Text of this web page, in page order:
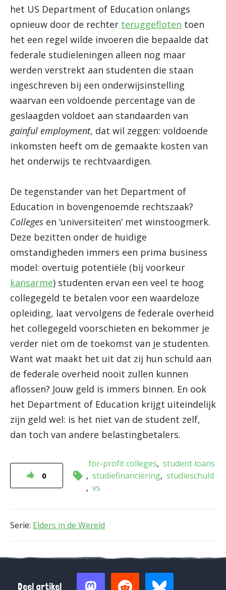
het US Department of Education onlangs
opnieuw door de rechter teruggefloten toen
het een regel wilde invoeren die bepaalde dat
federale studieleningen alleen nog maar
werden verstrekt aan studenten die staan
ingeschreven bij een onderwijsinstelling
waarvan een voldoende percentage van de
geslaagden voldoet aan standaarden van
gainful employment, dat wil zeggen: voldoende
inkomsten heeft om de gemaakte kosten van
het onderwijs te rechtvaardigen.
De tegenstander van het Department of
Education in bovengenoemde rechtszaak?
Colleges en ‘universiteiten’ met winstoogmerk.
Deze bezitten onder de huidige
omstandigheden immers een prima business
model: overtuig potentiële (bij voorkeur
kansarme) studenten ervan een veel te hoog
collegegeld te betalen voor een waardeloze
opleiding, laat vervolgens de federale overheid
het collegegeld voorschieten en bekommer je
verder niet om de toekomst van je studenten.
Want wat maakt het uit dat zij hun schuld aan
de federale overheid nooit zullen kunnen
aflossen? Jouw geld is immers binnen. En ook
het Department of Education krijgt uiteindelijk
zijn geld wel: is het niet van de student zelf,
dan toch van andere belastingbetalers.
0
for-profit colleges student loans
studiefinanciëring studieschuld
vs
Serie: Elders in de Wereld
Deel artikel